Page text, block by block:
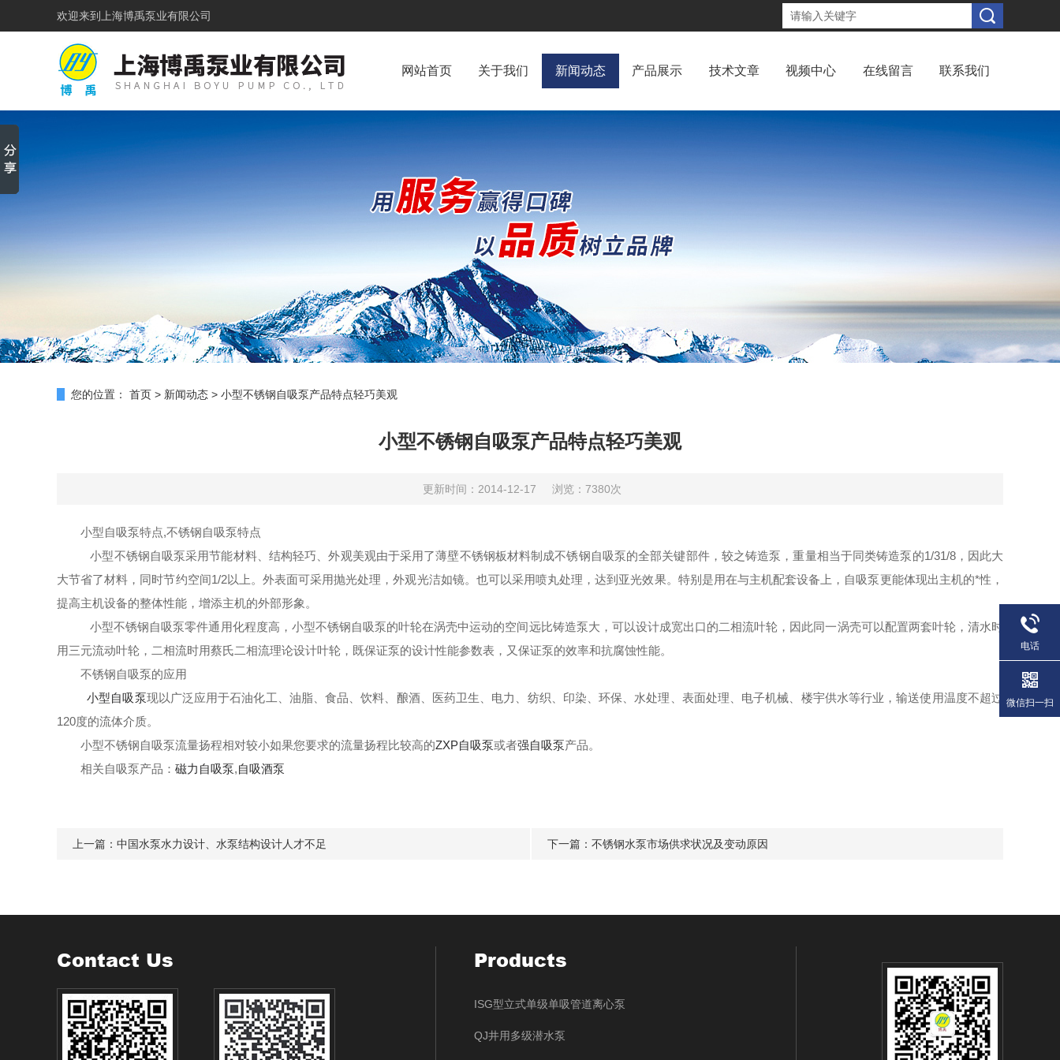
欢迎来到 上海博禹泵业有限公司
网站首页 关于我们 新闻动态 产品展示 技术文章 视频中心 在线留言 联系我们
您的位置： 首页 > 新闻动态 > 小型不锈钢自吸泵产品特点轻巧美观
小型不锈钢自吸泵产品特点轻巧美观
更新时间：2014-12-17 浏览：7380次
小型自吸泵特点,不锈钢自吸泵特点
小型不锈钢自吸泵采用节能材料、结构轻巧、外观美观由于采用了薄壁不锈钢板材料制成不锈钢自吸泵的全部关键部件，较之铸造泵，重量相当于同类铸造泵的1/31/8，因此大
大节省了材料，同时节约空间1/2以上。外表面可采用抛光处理，外观光洁如镜。也可以采用喷丸处理，达到亚光效果。特别是用在与主机配套设备上， 自吸泵更能体现出主机的*性，
提高主机设备的整体性能，增添主机的外部形象。
小型不锈钢自吸泵零件通用化程度高，小型不锈钢自吸泵的叶轮在涡壳中运动的空间远比铸造泵大，可以设计成宽出口的二相流叶轮，因此同一涡壳可以配置两套叶轮，清水时
用三元流动叶轮，二相流时用蔡氏二相流理论设计叶轮，既保证泵的设计性能参数表，又保证泵的效率和抗腐蚀性能。
不锈钢自吸泵的应用
小型自吸泵现以广泛应用于石油化工、油脂、食品、饮料、酿酒、医药卫生、电力、纺织、印染、环保、水处理、表面处理、电子机械、楼宇供水等行业，输送使用温度不超过
120度的流体介质。
小型不锈钢自吸泵流量扬程相对较小如果您要求的流量扬程比较高的ZXP自吸泵或者强自吸泵产品。
相关自吸泵产品： 磁力自吸泵,自吸酒泵
上一篇： 中国水泵水力设计、水泵结构设计人才不足 下一篇： 不锈钢水泵市场供求状况及变动原因
Contact Us Products
ISG型立式单级单吸管道离心泵
QJ井用多级潜水泵
电话
微信扫一扫